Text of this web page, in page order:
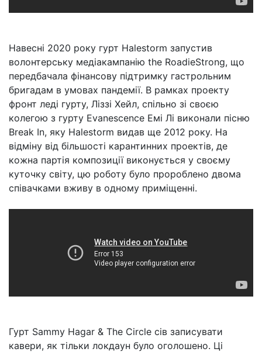
Навесні 2020 року гурт Halestorm запустив
волонтерську медіакампанію the RoadieStrong, що
передбачала фінансову підтримку гастрольним
бригадам в умовах пандемії. В рамках проекту
фронт леді гурту, Ліззі Хейл, спільно зі своєю
колегою з гурту Evanescence Емі Лі виконали пісню
Break In, яку Halestorm видав ще 2012 року. На
відміну від більшості карантинних проектів, де
кожна партія композиції виконується у своєму
куточку світу, цю роботу було пророблено двома
співачками вживу в одному приміщенні.
Гурт Sammy Hagar & The Circle сів записувати
кавери, як тільки локдаун було оголошено. Ці